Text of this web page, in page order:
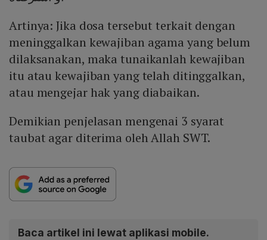
Artinya: Jika dosa tersebut terkait dengan
meninggalkan kewajiban agama yang belum
dilaksanakan, maka tunaikanlah kewajiban
itu atau kewajiban yang telah ditinggalkan,
atau mengejar hak yang diabaikan.
Demikian penjelasan mengenai 3 syarat
taubat agar diterima oleh Allah SWT.
Baca artikel ini lewat aplikasi mobile.